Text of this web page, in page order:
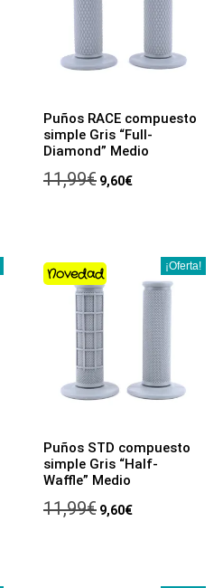
Puños RACE compuesto
simple Gris “Full-
Diamond” Medio
11,99€ 9,60€
¡Oferta!
Novedad
Puños STD compuesto
simple Gris “Half-
Waffle” Medio
11,99€ 9,60€